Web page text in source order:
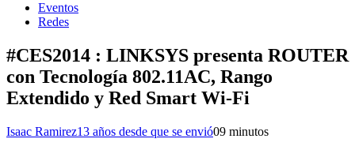
Eventos
Redes
#CES2014 : LINKSYS presenta ROUTER
con Tecnología 802.11AC, Rango
Extendido y Red Smart Wi-Fi
Isaac Ramirez13 años desde que se envió09 minutos